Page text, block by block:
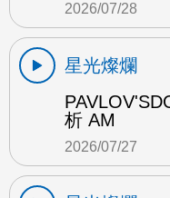
2026/07/28
星光燦爛
析 AM
2026/07/27